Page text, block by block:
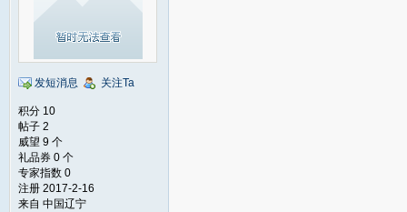
发短消息 关注Ta
积分 10
帖子 2
威望 9 个
礼品券 0 个
专家指数 0
注册 2017-2-16
来自 中国辽宁